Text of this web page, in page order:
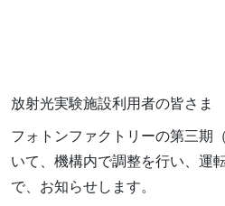
放射光実験施設利用者の皆さま
フォトンファクトリーの第三期
いて、機構内で調整を行い、運
で、お知らせします。